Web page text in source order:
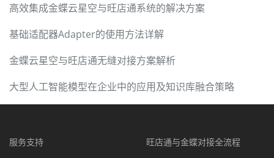
高效集成金蝶云星空与旺店通系统的解决方案
基础适配器Adapter的使用方法详解
金蝶云星空与旺店通无缝对接方案解析
大型人工智能模型在企业中的应用及知识库融合策略
服务支持
旺店通与金蝶对接全流程